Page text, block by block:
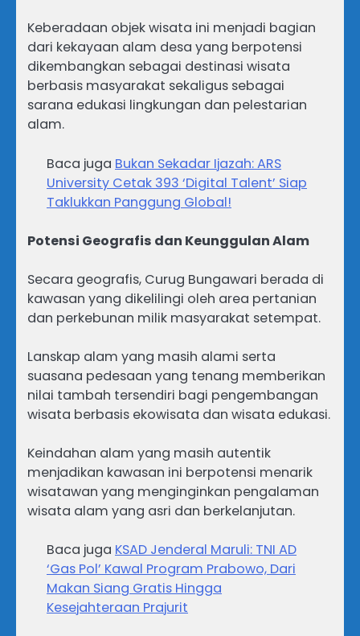
Keberadaan objek wisata ini menjadi bagian
dari kekayaan alam desa yang berpotensi
dikembangkan sebagai destinasi wisata
berbasis masyarakat sekaligus sebagai
sarana edukasi lingkungan dan pelestarian
alam.
Baca juga Bukan Sekadar Ijazah: ARS
University Cetak 393 ‘Digital Talent’ Siap
Taklukkan Panggung Global!
Potensi Geografis dan Keunggulan Alam
Secara geografis, Curug Bungawari berada di
kawasan yang dikelilingi oleh area pertanian
dan perkebunan milik masyarakat setempat.
Lanskap alam yang masih alami serta
suasana pedesaan yang tenang memberikan
nilai tambah tersendiri bagi pengembangan
wisata berbasis ekowisata dan wisata edukasi.
Keindahan alam yang masih autentik
menjadikan kawasan ini berpotensi menarik
wisatawan yang menginginkan pengalaman
wisata alam yang asri dan berkelanjutan.
Baca juga KSAD Jenderal Maruli: TNI AD
‘Gas Pol’ Kawal Program Prabowo, Dari
Makan Siang Gratis Hingga
Kesejahteraan Prajurit